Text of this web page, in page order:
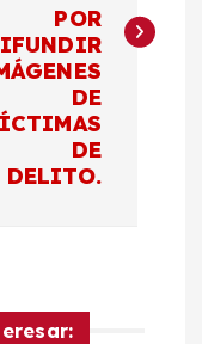
POR
DE
DE
DELITO.